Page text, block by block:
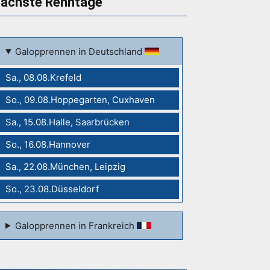
Galopprennen in Deutschland
Sa., 08.08.Krefeld
So., 09.08.Hoppegarten, Cuxhaven
Sa., 15.08.Halle, Saarbrücken
So., 16.08.Hannover
Sa., 22.08.München, Leipzig
So., 23.08.Düsseldorf
Galopprennen in Frankreich